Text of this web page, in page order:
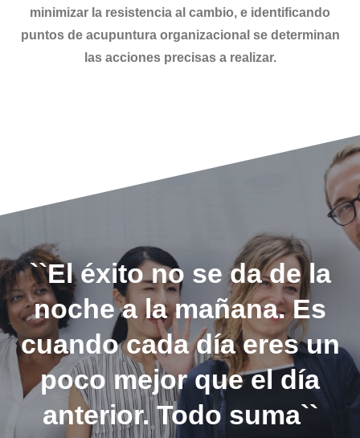
minimizar la resistencia al cambio, e identificando
puntos de acupuntura organizacional se determinan
las acciones precisas a realizar.
``El éxito no se da de la
noche a la mañana. Es
cuando cada día eres un
poco mejor que el día
anterior. Todo suma``